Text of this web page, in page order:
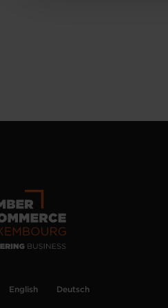
English Deutsch